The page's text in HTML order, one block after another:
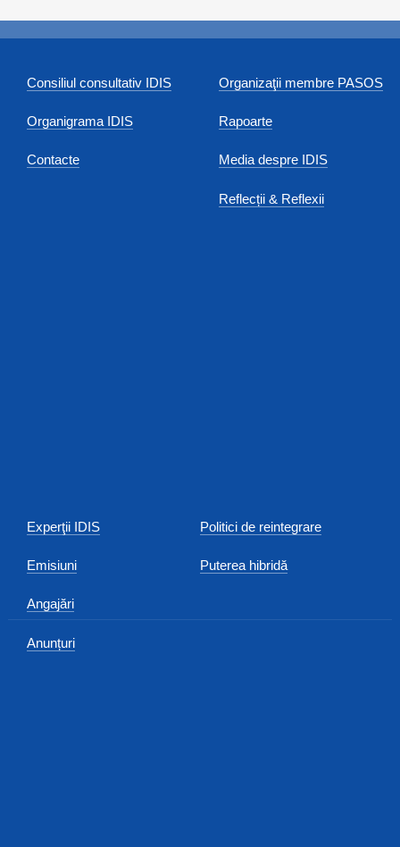
Consiliul consultativ IDIS
Organigrama IDIS
Contacte
Organizaţii membre PASOS
Rapoarte
Media despre IDIS
Reflecții & Reflexii
Experţii IDIS
Emisiuni
Angajări
Anunțuri
Politici de reintegrare
Puterea hibridă